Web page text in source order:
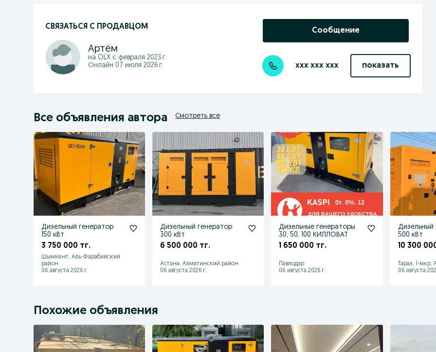
СВЯЗАТЬСЯ С ПРОДАВЦОМ
Артём
на OLX с февраля 2023 г.
Онлайн 07 июля 2026 г.
Сообщение
xxx xxx xxx показать
Все объявления автора Смотреть все
Дизельный генератор
150 кВт
3 750 000 тг.
Шымкент, Аль-Фарабийский
район
06 августа 2026 г.
Дизельный генератор
300 кВт
6 500 000 тг.
Астана, Алматинский район
06 августа 2026 г.
Дизельные генераторы
30, 50, 100 КИЛЛОВАТ
1 650 000 тг.
Павлодар
06 августа 2026 г.
Дизельный
500 кВт
10 300
Тараз, 1-мкр.
06 августа
Похожие объявления